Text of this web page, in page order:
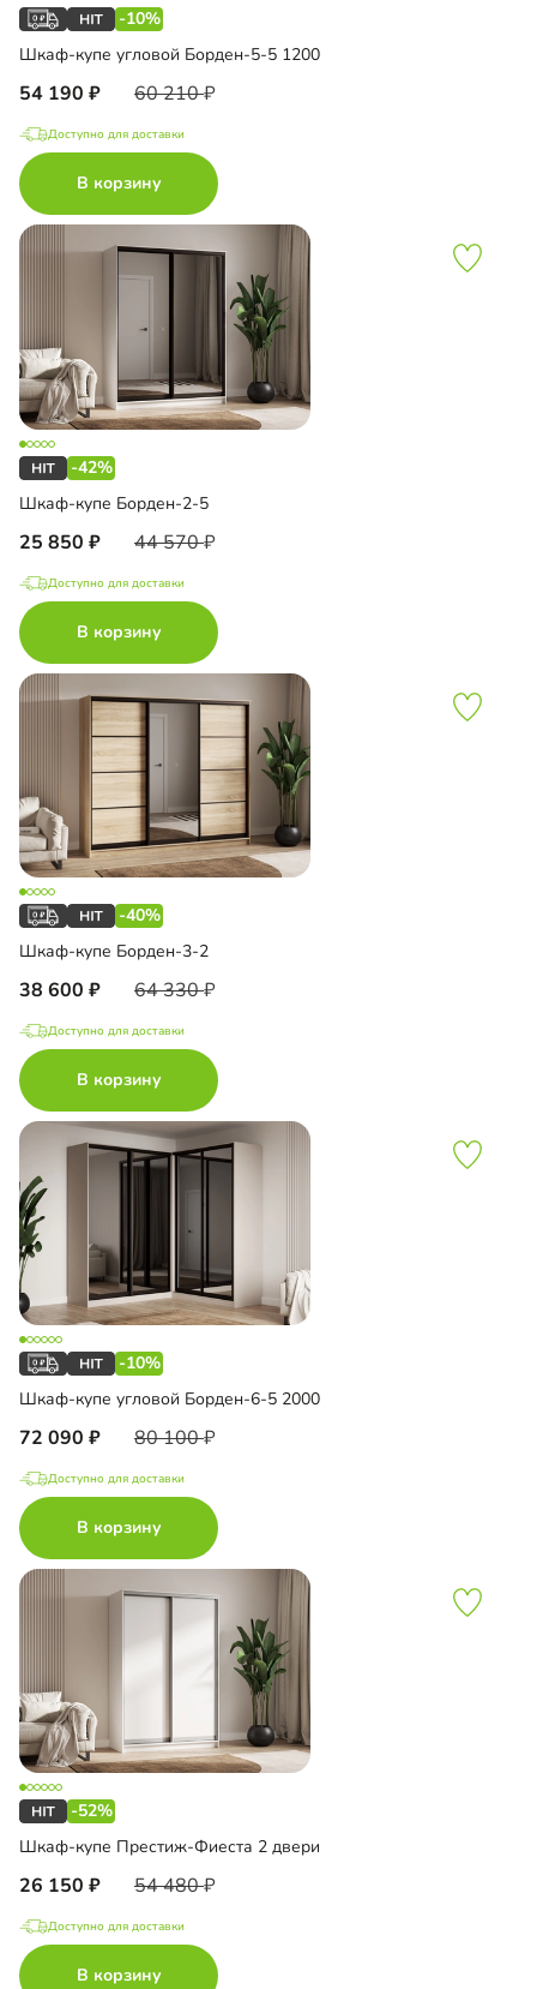
-10%
Шкаф-купе угловой Борден-5-5 1200
54 190 60 210
Доступно для доставки
В корзину
-42%
Шкаф-купе Борден-2-5
25 850 44 570
Доступно для доставки
В корзину
-40%
Шкаф-купе Борден-3-2
38 600 64 330
Доступно для доставки
В корзину
-10%
Шкаф-купе угловой Борден-6-5 2000
72 090 80 100
Доступно для доставки
В корзину
-52%
Шкаф-купе Престиж-Фиеста 2 двери
26 150 54 480
Доступно для доставки
В корзину